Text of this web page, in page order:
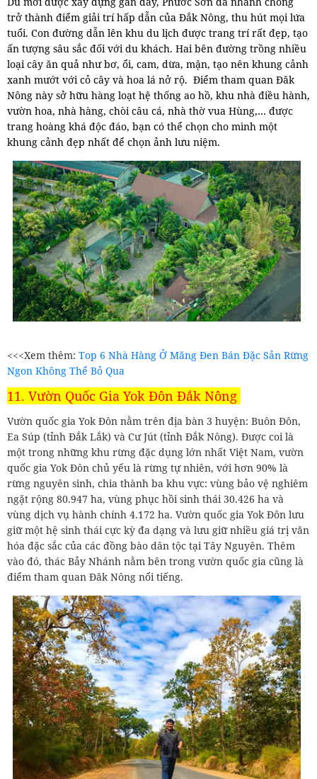
trở thành điểm giải trí hấp dẫn của Đắk Nông, thu hút mọi lứa
tuổi. Con đường dẫn lên khu du lịch được trang trí rất đẹp, tạo
ấn tượng sâu sắc đối với du khách. Hai bên đường trồng nhiều
loại cây ăn quả như bơ, ổi, cam, dừa, mận, tạo nên khung cảnh
xanh mướt với cỏ cây và hoa lá nở rộ. Điểm tham quan Đăk
Nông này sở hữu hàng loạt hệ thống ao hồ, khu nhà điều hành,
vườn hoa, nhà hàng, chòi câu cá, nhà thờ vua Hùng,… được
trang hoàng khá độc đáo, bạn có thể chọn cho mình một
khung cảnh đẹp nhất để chọn ảnh lưu niệm.
<<<Xem thêm: Top 6 Nhà Hàng Ở Măng Đen Bán Đặc Sản Rừng
Ngon Không Thể Bỏ Qua
11. Vườn Quốc Gia Yok Đôn Đắk Nông
Vườn quốc gia Yok Đôn nằm trên địa bàn 3 huyện: Buôn Đôn,
Ea Súp (tỉnh Đắk Lắk) và Cư Jút (tỉnh Đắk Nông). Được coi là
một trong những khu rừng đặc dụng lớn nhất Việt Nam, vườn
quốc gia Yok Đôn chủ yếu là rừng tự nhiên, với hơn 90% là
rừng nguyên sinh, chia thành ba khu vực: vùng bảo vệ nghiêm
ngặt rộng 80.947 ha, vùng phục hồi sinh thái 30.426 ha và
vùng dịch vụ hành chính 4.172 ha. Vườn quốc gia Yok Đôn lưu
giữ một hệ sinh thái cực kỳ đa dạng và lưu giữ nhiều giá trị văn
hóa đặc sắc của các đồng bào dân tộc tại Tây Nguyên. Thêm
vào đó, thác Bảy Nhánh nằm bên trong vườn quốc gia cũng là
điểm tham quan Đăk Nông nổi tiếng.